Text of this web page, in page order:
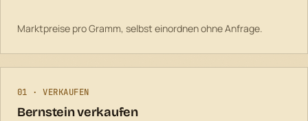
Marktpreise pro Gramm, selbst einordnen ohne Anfrage.
01 · VERKAUFEN
Bernstein verkaufen